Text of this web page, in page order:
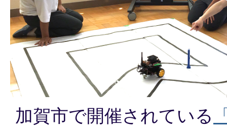
加賀市で開催されている